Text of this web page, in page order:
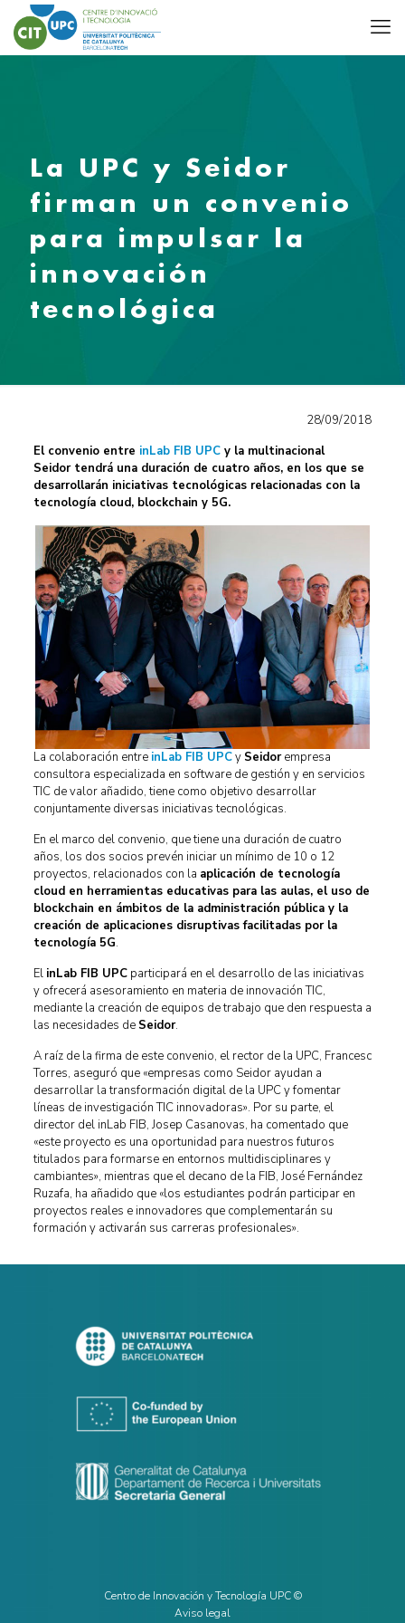
La UPC y Seidor
firman un convenio
para impulsar la
innovación
tecnológica
28/09/2018
El convenio entre inLab FIB UPCy la multinacional
Seidor tendrá una duración de cuatro años, en los que se
desarrollarán iniciativas tecnológicas relacionadas con la
tecnología cloud, blockchain y 5G.
La colaboración entre inLab FIB UPCy Seidorempresa
consultora especializada en software de gestión y en servicios
TIC de valor añadido, tiene como objetivo desarrollar
conjuntamente diversas iniciativas tecnológicas.
En el marco del convenio, que tiene una duración de cuatro
años, los dos socios prevén iniciar un mínimo de 10 o 12
proyectos, relacionados con la aplicación de tecnología
cloud en herramientas educativas para las aulas, el uso de
blockchain en ámbitos de la administración pública y la
creación de aplicaciones disruptivas facilitadas por la
tecnología 5G.
El inLab FIB UPCparticipará en el desarrollo de las iniciativas
y ofrecerá asesoramiento en materia de innovación TIC,
mediante la creación de equipos de trabajo que den respuesta a
las necesidades de Seidor.
A raíz de la firma de este convenio, el rector de la UPC, Francesc
Torres, aseguró que «empresas como Seidor ayudan a
desarrollar la transformación digital de la UPC y fomentar
líneas de investigación TIC innovadoras». Por su parte, el
director del inLab FIB, Josep Casanovas, ha comentado que
«este proyecto es una oportunidad para nuestros futuros
titulados para formarse en entornos multidisciplinares y
cambiantes», mientras que el decano de la FIB, José Fernández
Ruzafa, ha añadido que «los estudiantes podrán participar en
proyectos reales e innovadores que complementarán su
formación y activarán sus carreras profesionales».
Centro de Innovación y Tecnología UPC ©
Aviso legal